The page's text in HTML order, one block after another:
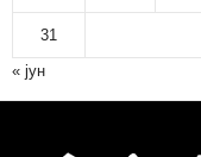
31
« јун